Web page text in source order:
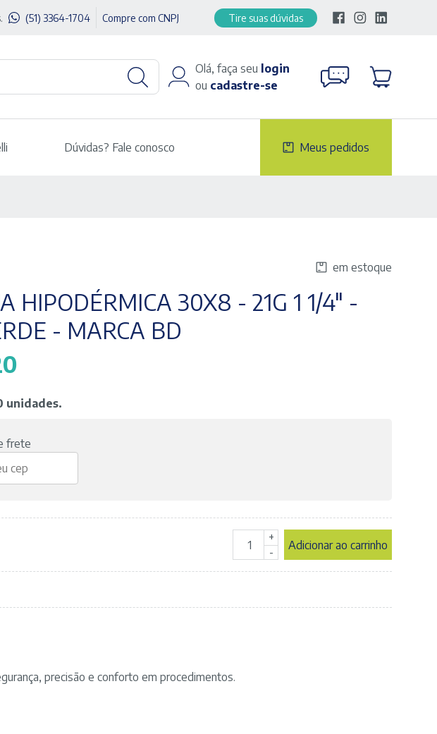
(51) 3364-1704 Compre com CNPJ Tire suas dúvidas
Olá, faça seu login
ou cadastre-se
Dúvidas? Fale conosco Meus pedidos
em estoque
HIPODÉRMICA 30X8 - 21G 1 1/4" -
- MARCA BD
unidades.
frete
Agulha
21G
Verde
+
-
Adicionar ao carrinho
precisão e conforto em procedimentos.